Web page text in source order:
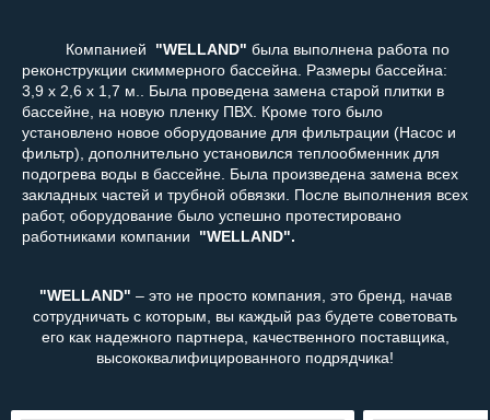
Компанией "WELLAND" была выполнена работа по
реконструкции скиммерного бассейна.
Размеры бассейна:
3,9 х 2,6 х 1,7 м.. Была проведена замена старой плитки в
бассейне, на новую пленку ПВХ. Кроме того было
установлено новое оборудование для фильтрации (Насос и
фильтр), дополнительно установился теплообменник для
подогрева воды в бассейне. Была произведена замена всех
закладных частей и трубной обвязки. После выполнения всех
работ, оборудование было успешно протестировано
работниками компании
"WELLAND".
"WELLAND" – это не просто компания, это бренд, начав
сотрудничать с которым, вы каждый раз будете советовать
его как надежного партнера, качественного поставщика,
высококвалифицированного подрядчика!